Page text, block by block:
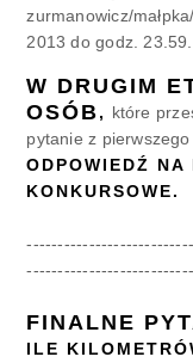
zurmanowicz/
2013 do godz. 23.59.
W DRUGIM
OSÓB, które
pytanie z
ODPOWIEDŹ
KONKURSOWE.
FINALNE
ILE